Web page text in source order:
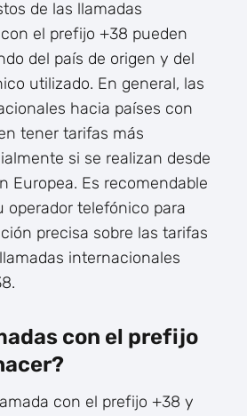
de las llamadas
el prefijo +38 pueden
del país de origen y del
utilizado. En general, las
hacia países con
tener tarifas más
si se realizan desde
Europea. Es recomendable
operador telefónico para
precisa sobre las tarifas
internacionales
con el prefijo
con el prefijo +38 y